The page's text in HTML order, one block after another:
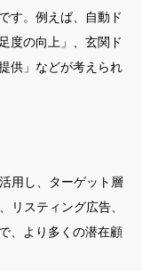
す。例えば、自動ド
度の向上」、玄関ド
供」などが考えられ
用し、ターゲット層
リスティング広告、
、より多くの潜在顧